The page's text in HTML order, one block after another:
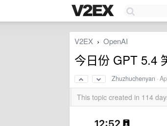
V2EX › OpenAI
今日份 GPT 5.4
Zhuzhuchenyan ·
This topic created in 114